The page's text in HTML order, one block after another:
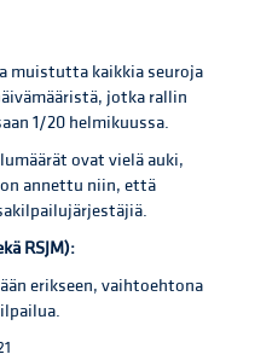
muistutta kaikkia seuroja
jotka rallin
1/20 helmikuussa.
ovat vielä auki,
annettu niin, että
RSJM):
erikseen, vaihtoehtona